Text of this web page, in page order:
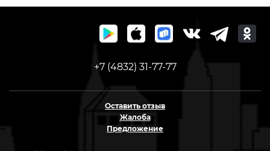
+7 (4832) 31-77-77
Оставить отзыв
Жалоба
Предложение